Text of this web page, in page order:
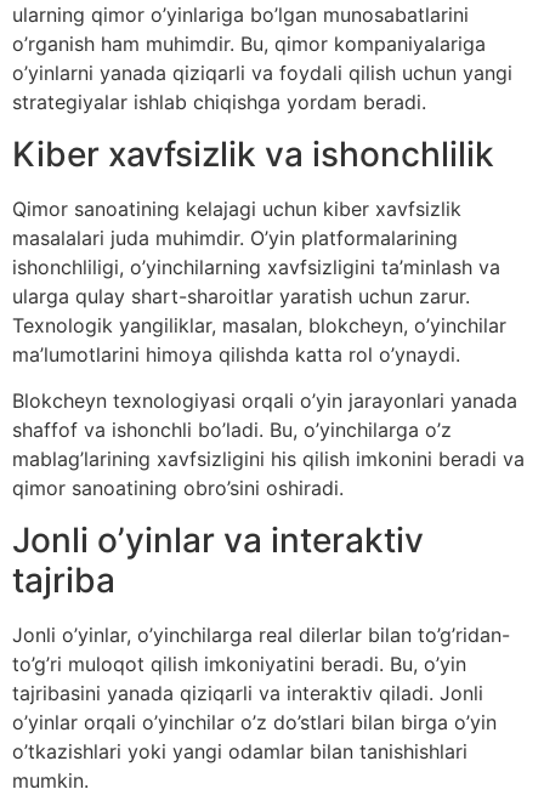
ularning qimor o’yinlariga bo’lgan munosabatlarini
o’rganish ham muhimdir. Bu, qimor kompaniyalariga
o’yinlarni yanada qiziqarli va foydali qilish uchun yangi
strategiyalar ishlab chiqishga yordam beradi.
Kiber xavfsizlik va ishonchlilik
Qimor sanoatining kelajagi uchun kiber xavfsizlik
masalalari juda muhimdir. O’yin platformalarining
ishonchliligi, o’yinchilarning xavfsizligini ta’minlash va
ularga qulay shart-sharoitlar yaratish uchun zarur.
Texnologik yangiliklar, masalan, blokcheyn, o’yinchilar
ma’lumotlarini himoya qilishda katta rol o’ynaydi.
Blokcheyn texnologiyasi orqali o’yin jarayonlari yanada
shaffof va ishonchli bo’ladi. Bu, o’yinchilarga o’z
mablag’larining xavfsizligini his qilish imkonini beradi va
qimor sanoatining obro’sini oshiradi.
Jonli o’yinlar va interaktiv
tajriba
Jonli o’yinlar, o’yinchilarga real dilerlar bilan to’g’ridan-
to’g’ri muloqot qilish imkoniyatini beradi. Bu, o’yin
tajribasini yanada qiziqarli va interaktiv qiladi. Jonli
o’yinlar orqali o’yinchilar o’z do’stlari bilan birga o’yin
o’tkazishlari yoki yangi odamlar bilan tanishishlari
mumkin.